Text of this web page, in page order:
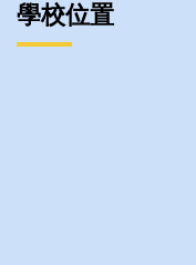
學校位置